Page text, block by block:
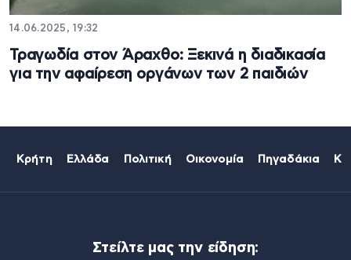
14.06.2025, 19:32
Τραγωδία στον Άραχθο: Ξεκινά η διαδικασία
για την αφαίρεση οργάνων των 2 παιδιών
Κρήτη Ελλάδα Πολιτική Οικονομία Πηγαδάκια
Στείλτε μας την είδηση: